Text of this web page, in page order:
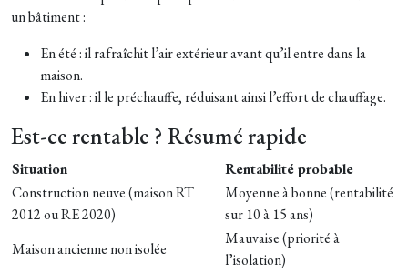
un bâtiment :
En été : il rafraîchit l’air extérieur avant qu’il entre dans la
maison.
En hiver : il le préchauffe, réduisant ainsi l’effort de chauffage.
Est-ce rentable ? Résumé rapide
Situation
Rentabilité probable
Construction neuve (maison RT
2012 ou RE 2020)
Moyenne à bonne (rentabilité
sur 10 à 15 ans)
Maison ancienne non isolée
Mauvaise (priorité à
l’isolation)